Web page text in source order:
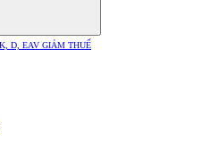
D, EAV GIẢM THUẾ